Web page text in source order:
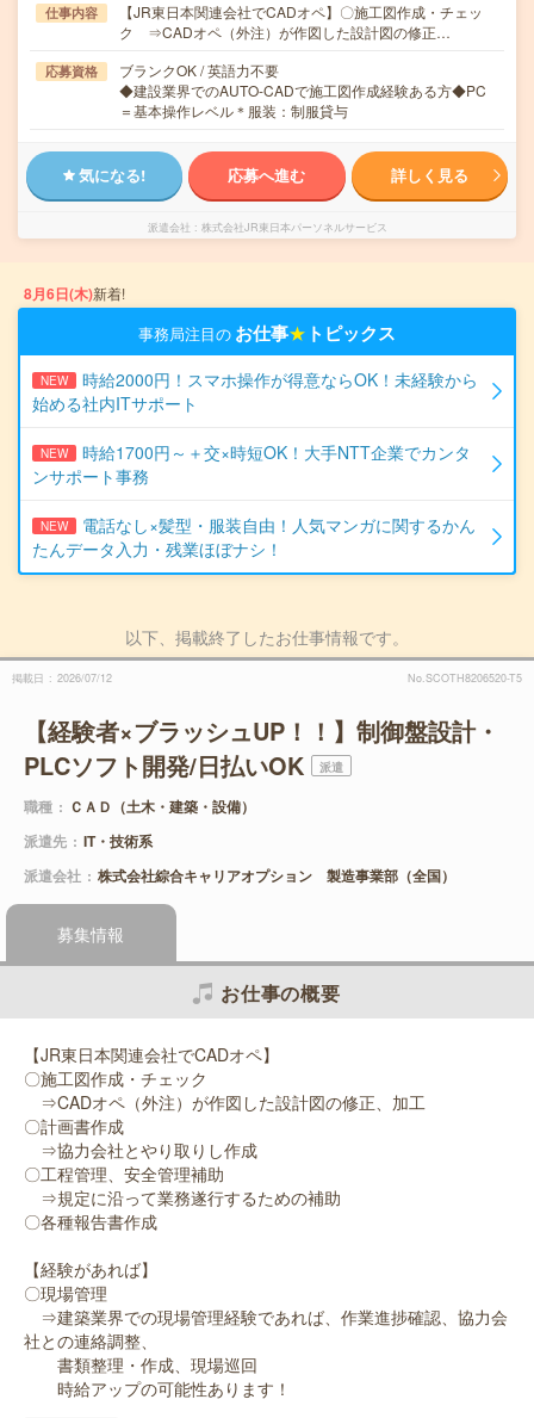
仕事内容
【JR東日本関連会社でCADオペ】〇施工図作成・チェッ
ク ⇒CADオペ（外注）が作図した設計図の修正…
応募資格
ブランクOK / 英語力不要
◆建設業界でのAUTO-CADで施工図作成経験ある方◆PC
＝基本操作レベル＊服装：制服貸与
気になる! 応募へ進む 詳しく見る
派遣会社 株式会社JR東日本パーソネルサービス
8月6日(木)新着!
事務局注目の お仕事★ トピックス
NEW
時給2000円！スマホ操作が得意ならOK！未経験から
始める社内ITサポート
NEW
時給1700円～＋交×時短OK！大手NTT企業でカンタ
ンサポート事務
NEW
電話なし×髪型・服装自由！人気マンガに関するかん
たんデータ入力・残業ほぼナシ！
以下、掲載終了したお仕事情報です。
掲載日 2026/07/12 No.SCOTH8206520-T5
【経験者×ブラッシュUP！！】制御盤設計・
PLCソフト開発/日払いOK
派遣
職種
ＣＡＤ（土木・建築・設備）
派遣先
IT・技術系
派遣会社
株式会社綜合キャリアオプション 製造事業部（全国）
募集情報
お仕事の概要
【JR東日本関連会社でCADオペ】
〇施工図作成・チェック
⇒CADオペ（外注）が作図した設計図の修正、加工
〇計画書作成
⇒協力会社とやり取りし作成
〇工程管理、安全管理補助
⇒規定に沿って業務遂行するための補助
〇各種報告書作成
【経験があれば】
〇現場管理
⇒建築業界での現場管理経験であれば、作業進捗確認、協力会
社との連絡調整、
書類整理・作成、現場巡回
時給アップの可能性あります！